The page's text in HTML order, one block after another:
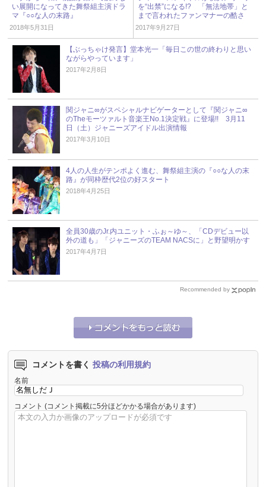
い展開になってきた舞祭組主演ドラ
マ『○○な人の末路』
2018年5月31日
を“出禁”になる!? 「無法地帯」と
まで言われたファンマナーの酷さ
2017年9月27日
【ぶっちゃけ発言】堂本光一「毎日この世の終わりと思い
ながらやっています」
2017年2月8日
関ジャニ∞がスペシャルナビゲーターとして『関ジャニ∞
のTheモーツァルト音楽王No.1決定戦』に登場!! 3月11
日（土）ジャニーズアイドル出演情報
2017年3月10日
4人の人生がテンポよく進む、舞祭組主演の『○○な人の末
路』が同枠歴代2位の好スタート
2018年4月25日
全員30歳のJr.内ユニット・ふぉ～ゆ～、「CDデビュー以
外の道も」「ジャニーズのTEAM NACSに」と野望明かす
2017年4月7日
Recommended by
コメントを書く 投稿の利用規約
名前
コメント (コメント掲載に5分ほどかかる場合があります)